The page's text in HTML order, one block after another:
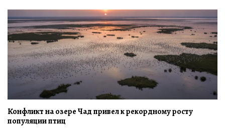
Конфликт на озере Чад привел к рекордному росту
популяции птиц